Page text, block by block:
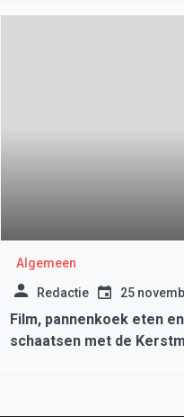
Algemeen
Redactie 25
Film, pannenkoek eten en
schaatsen met de